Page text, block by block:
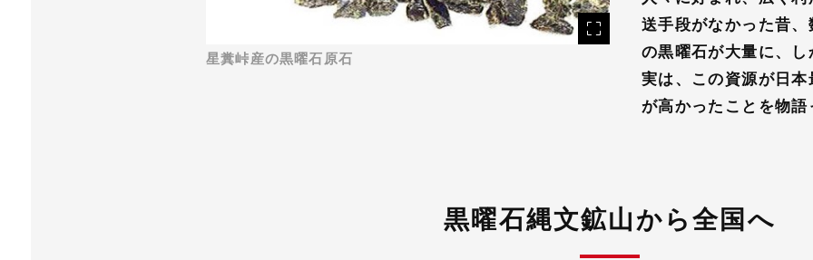
星糞峠産の黒曜石原石
送手段がなかった昔
の黒曜石が大量に、
実は、この資源が日
が高かったことを物語
黒曜石縄文鉱山から全国へ